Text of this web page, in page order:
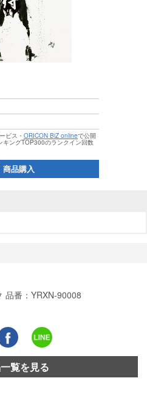
ビス・ ORICON BiZ onlineで公開
キングTOP300のランクイン回数
商品購入
品番：YRXN-90008
覧を見る